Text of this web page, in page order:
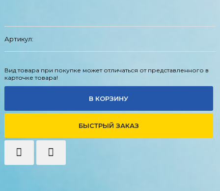
Артикул:
Вид товара при покупке может отличаться от представленного в
карточке товара!
В КОРЗИНУ
БЫСТРЫЙ ЗАКАЗ